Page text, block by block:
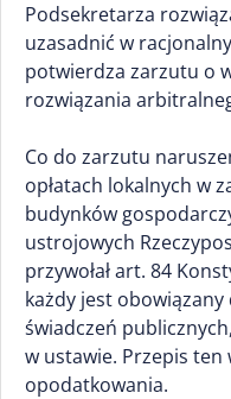
Podsekretarza
uzasadnić w
potwierdza zarzutu o
rozwiązania
Co do zarzutu
opłatach lokalnych w
budynków
ustrojowych
przywołał art. 84
każdy jest
świadczeń
w ustawie. Przepis ten
opodatkowania.